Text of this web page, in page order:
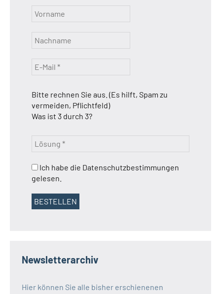
Bitte rechnen Sie aus. (Es hilft, Spam zu
vermeiden, Pflichtfeld)
Was ist 3 durch 3?
Ich habe die Datenschutzbestimmungen
gelesen.
Newsletterarchiv
Hier können Sie alle bisher erschienenen